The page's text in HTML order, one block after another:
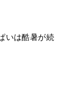
いは酷暑が続